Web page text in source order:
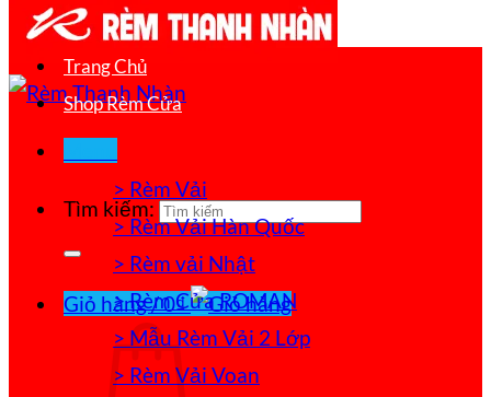
Tìm kiếm:
Giỏ hàng /0₫
Trang Chủ
Shop Rèm Cửa
> Rèm Vải
> Rèm Vải Hàn Quốc
> Rèm vải Nhật
> Rèm Cửa ROMAN
> Mẫu Rèm Vải 2 Lớp
> Rèm Vải Voan